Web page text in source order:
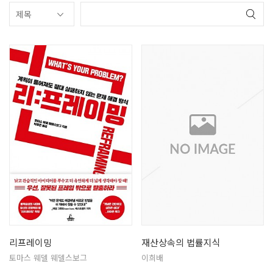
리프레이밍
토마스 웨델 웨델스보그
재산상속의 법률지식
이희배